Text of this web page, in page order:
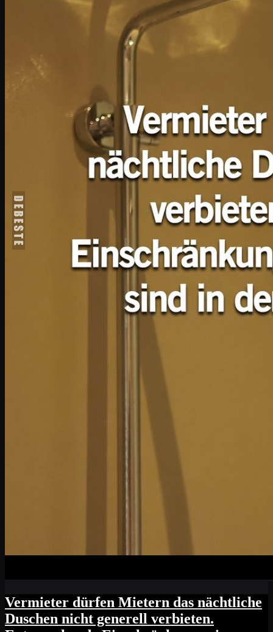
Vermieter dürfen Mietern das nächtliche
Duschen nicht generell verbieten.